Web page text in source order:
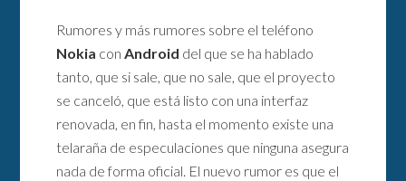
Rumores y más rumores sobre el teléfono
Nokia conAndroid del que se ha hablado
tanto, que si sale, que no sale, que el proyecto
se canceló, que está listo con una interfaz
renovada, en fin, hasta el momento existe una
telaraña de especulaciones que ninguna asegura
nada de forma oficial. El nuevo rumor es que el